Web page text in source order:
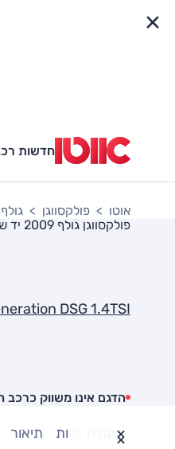
חדשות
אוטו פולקסווגן גולף
פולקסווגן גולף 2009
יד
DSG 1.4TSI
הדגם אינו משווק כרכב
תעודת זהות תיאור